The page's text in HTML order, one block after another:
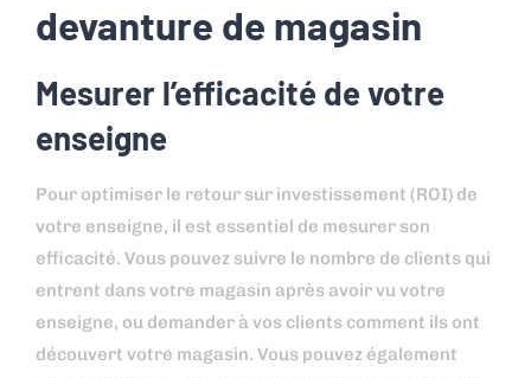
devanture de magasin
Mesurer l’efficacité de votre
enseigne
Pour optimiser le retour sur investissement (ROI) de
votre enseigne, il est essentiel de mesurer son
efficacité. Vous pouvez suivre le nombre de clients qui
entrent dans votre magasin après avoir vu votre
enseigne, ou demander à vos clients comment ils ont
découvert votre magasin. Vous pouvez également